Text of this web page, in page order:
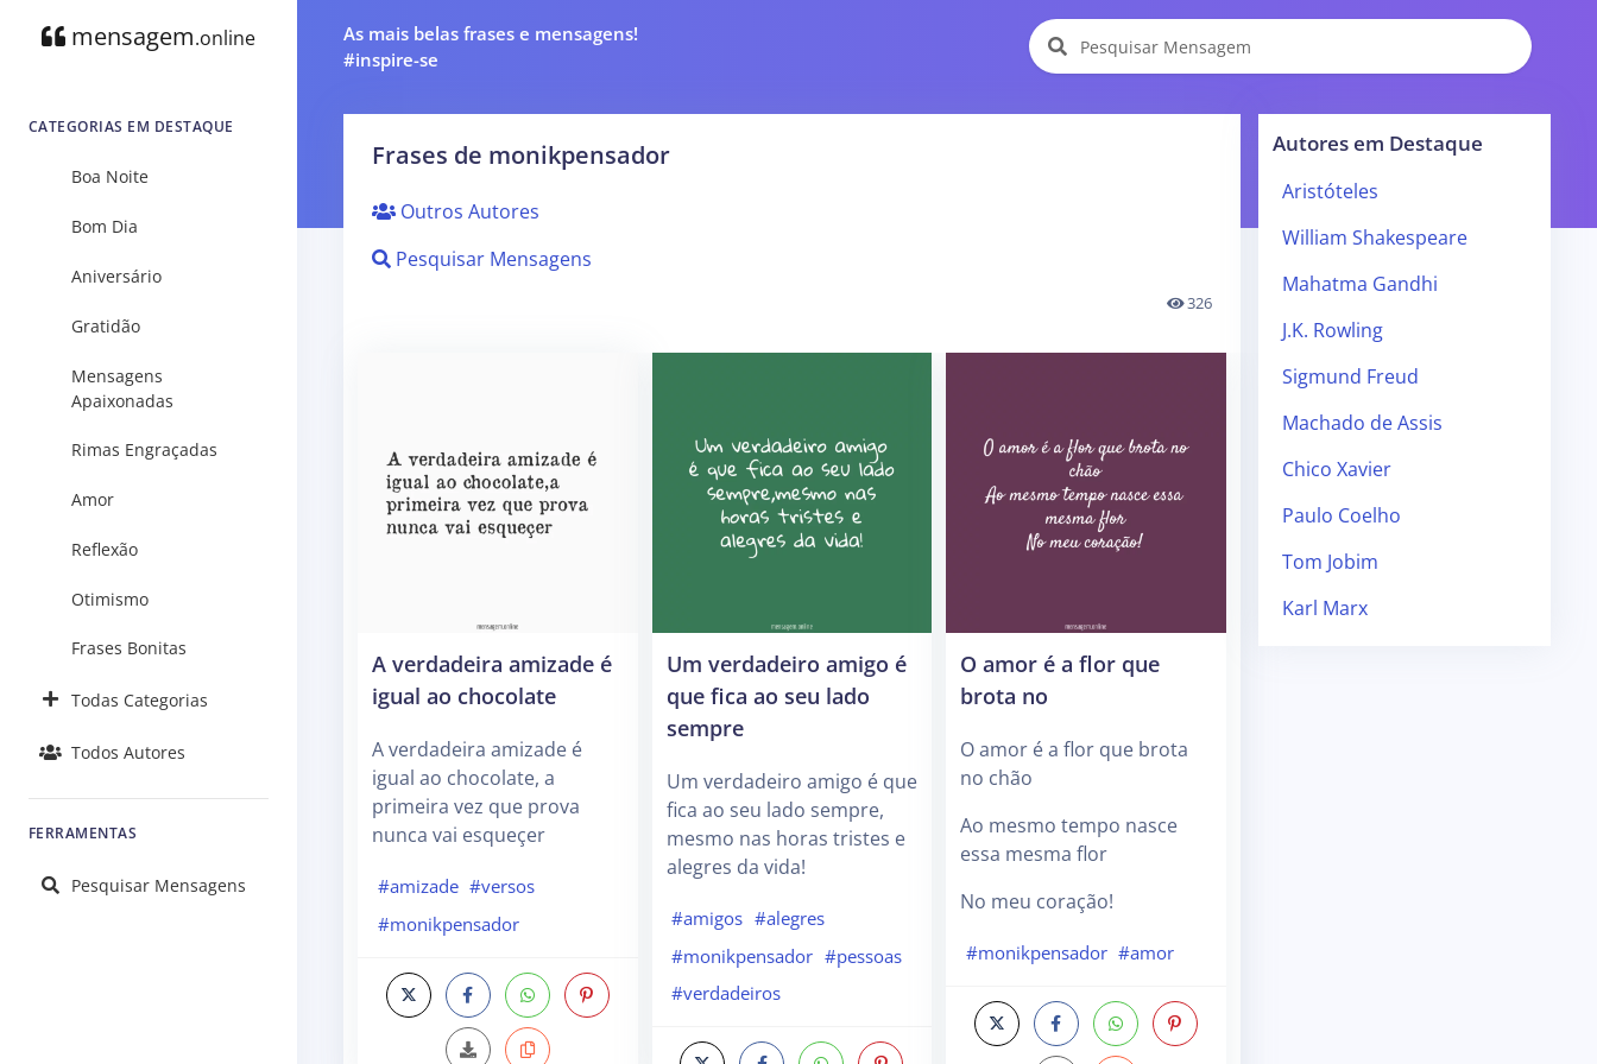
mensagem.online
CATEGORIAS EM DESTAQUE
Boa Noite
Bom Dia
Aniversário
Gratidão
Mensagens
Apaixonadas
Rimas Engraçadas
Amor
Reflexão
Otimismo
Frases Bonitas
Todas Categorias
Todos Autores
FERRAMENTAS
Pesquisar Mensagens
As mais belas frases e mensagens!
#inspire-se
Frases de monikpensador
Outros Autores
Pesquisar Mensagens
326
A verdadeira amizade é
igual ao chocolate
A verdadeira amizade é
igual ao chocolate, a
primeira vez que prova
nunca vai esqueçer
#amizade #versos
#monikpensador
Um verdadeiro amigo é
que fica ao seu lado
sempre
Um verdadeiro amigo é que
fica ao seu lado sempre,
mesmo nas horas tristes e
alegres da vida!
#amigos #alegres
#monikpensador #pessoas
#verdadeiros
O amor é a flor que
brota no
O amor é a flor que brota
no chão
Ao mesmo tempo nasce
essa mesma flor
No meu coração!
#monikpensador #amor
Autores em Destaque
Aristóteles
William Shakespeare
Mahatma Gandhi
J.K. Rowling
Sigmund Freud
Machado de Assis
Chico Xavier
Paulo Coelho
Tom Jobim
Karl Marx